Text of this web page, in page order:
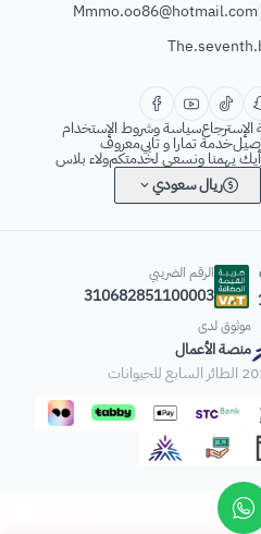
Mmmo.oo86@hotmail.com
سياسة وشروط الإستخدام
خدمة تمارا و تابيمعروف
يهمنا ونسعى لخدمتكمولاء بلاس
ريال سعودي
الرقم الضريبي
310682851100003
موثوق لدى
منصة الأعمال
الطائر السابع للحيوانات